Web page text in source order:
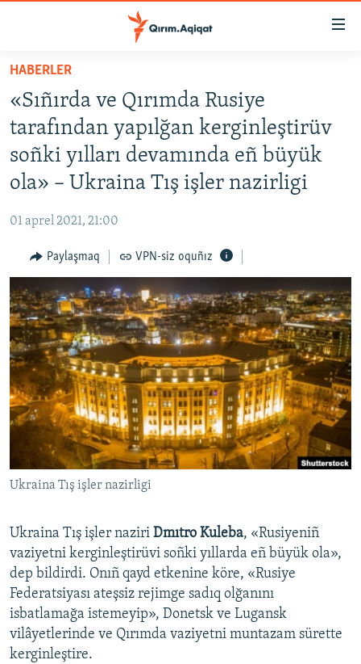
Esas
qaytmaq
Baş
navigatsiyağa
qaytmaq
Qıdıruvğa
HABERLER
SİYASET
İQTİSADİYAT
CEMİYET
İNSAN AQLARI
VİDEO
SÜRET
BLOGLAR
FİKİR
Русский
Українською
QOŞULIÑIZ!
RFE/RS bütün saytları
HABERLER
«Sıñırda ve Qırımda Rusiye
tarafından yapılğan kerginleştirüv
soñki yılları devamında eñ büyük
ola» – Ukraina Tış işler nazirligi
01 aprel 2021, 21:00
Paylaşmaq VPN-siz oquñız
Ukraina Tış işler nazirligi
Ukraina Tış işler naziri Dmıtro Kuleba, «Rusiyeniñ
vaziyetni kerginleştirüvi soñki yıllarda eñ büyük ola»,
dep bildirdi. Onıñ qayd etkenine köre, «Rusiye
Federatsiyası ateşsiz rejimge sadıq olğanını
isbatlamağa istemeyip», Donetsk ve Lugansk
vilâyetlerinde ve Qırımda vaziyetni muntazam sürette
kerginleştire.